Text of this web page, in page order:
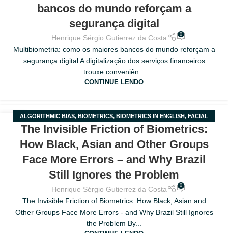
bancos do mundo reforçam a
segurança digital
Henrique Sérgio Gutierrez da Costa 0
Multibiometria: como os maiores bancos do mundo reforçam a
segurança digital A digitalização dos serviços financeiros
trouxe conveniên...
CONTINUE LENDO
20ALGORITHMIC BIAS, BIOMETRICS, BIOMETRICS IN ENGLISH, FACIAL
RECOGNITION,RACIAL BIAS
The Invisible Friction of Biometrics:
How Black, Asian and Other Groups
Face More Errors – and Why Brazil
Still Ignores the Problem
Henrique Sérgio Gutierrez da Costa 0
The Invisible Friction of Biometrics: How Black, Asian and
Other Groups Face More Errors - and Why Brazil Still Ignores
the Problem By...